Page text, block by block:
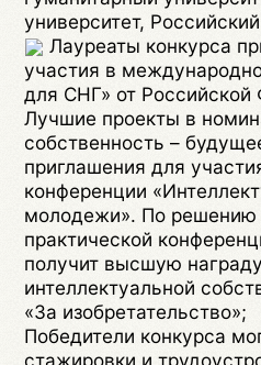
университет,
Лауреаты конкурса
участия в
для СНГ» от
Лучшие проекты в
собственность –
приглашения для
конференции
молодежи». По решению
практической
получит высшую
интеллектуальной
«За изобретательство»;
Победители конкурса
стажировки и